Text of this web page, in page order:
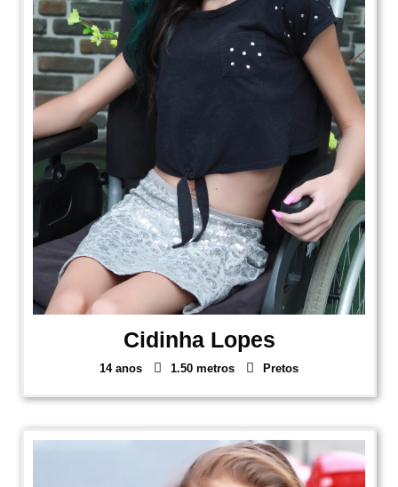
Cidinha Lopes
14 anos 1.50 metros Pretos